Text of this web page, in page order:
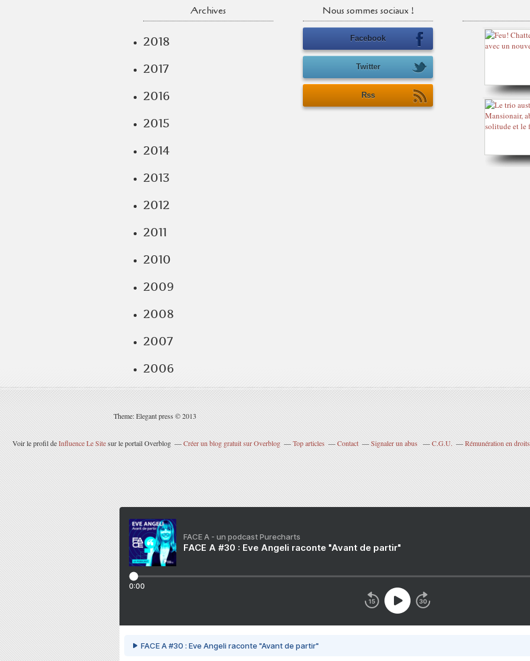
Archives
2018
2017
2016
2015
2014
2013
2012
2011
2010
2009
2008
2007
2006
Nous sommes sociaux !
Facebook
Twitter
Rss
Theme: Elegant press © 2013
Voir le profil deInfluence Le Sitesur le portail Overblog Créer un blog gratuit sur Overblog Top articles Contact Signaler un abus C.G.U. Rémunération en
FACE A - un podcast Purecharts
FACE A #30 : Eve Angeli raconte "Avant de partir"
0:00
FACE A #30 : Eve Angeli raconte "Avant de partir"